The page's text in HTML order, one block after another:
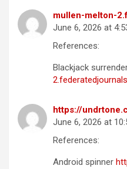
mullen-melton-
June 6, 2026 at
References:
Blackjack
https://
June 6, 2026 at
References:
Android spinner